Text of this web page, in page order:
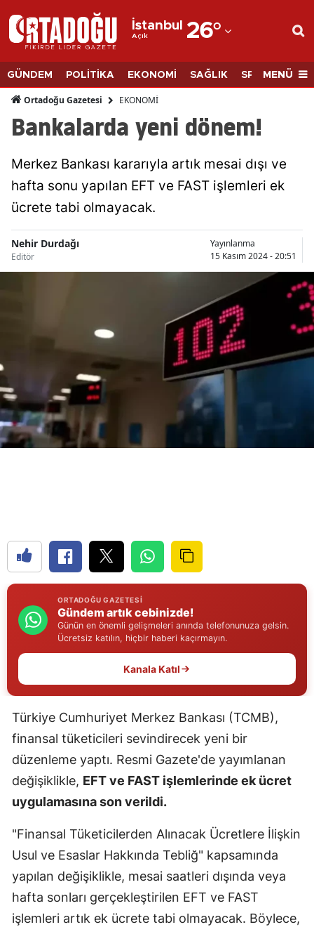
İstanbul
Açık 26°
Adana
Adıyaman
Afyonkarahisar
Ağrı
Amasya
Ankara
Antalya
Aydın
Bilecik
Bingöl
Burdur
Çorum
Diyarbakır
Elazığ
Erzurum
Eskişehir
Gaziantep
Gümüşhane
Hakkari
Hatay
GÜNDEM POLİTİKA EKONOMİ SAĞLIK SPORMENÜ
Ortadoğu Gazetesi EKONOMİ
Bankalarda yeni dönem!
Merkez Bankası kararıyla artık mesai dışı ve
hafta sonu yapılan EFT ve FAST işlemleri ek
ücrete tabi olmayacak.
Nehir Durdağı
Editör
Yayınlanma
15 Kasım 2024 - 20:51
ORTADOĞU GAZETESI
Gündem artık cebinizde!
Günün en önemli gelişmeleri anında telefonunuza gelsin.
Ücretsiz katılın, hiçbir haberi kaçırmayın.
Kanala Katıl
Türkiye Cumhuriyet Merkez Bankası (TCMB),
finansal tüketicileri sevindirecek yeni bir
düzenleme yaptı. Resmi Gazete'de yayımlanan
değişiklikle, EFT ve FAST işlemlerinde ek ücret
uygulamasına son verildi.
"Finansal Tüketicilerden Alınacak Ücretlere İlişkin
Usul ve Esaslar Hakkında Tebliğ" kapsamında
yapılan değişiklikle, mesai saatleri dışında veya
hafta sonları gerçekleştirilen EFT ve FAST
işlemleri artık ek ücrete tabi olmayacak. Böylece,